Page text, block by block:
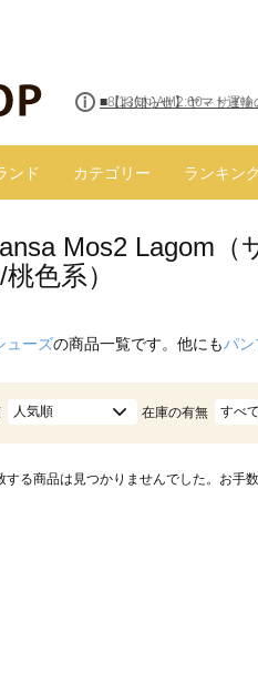
■8/13(木)AM2:00～サイ
ンド カテゴリー ランキン
Mos2 Lagom
色系）
ューズの商品一覧です。他にもパン
人気順 在庫の有無 すべて
する商品は見つかりませんでした。お手